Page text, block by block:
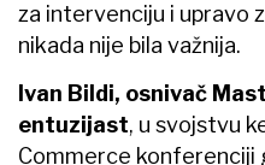
za intervenciju i upravo
nikada nije bila važnija.
Ivan Bildi, osnivač
entuzijast, u svojstvu
Commerce